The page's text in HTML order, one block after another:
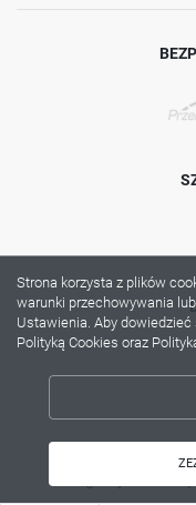
Strona korzysta z plików
warunki przechowywania
Ustawienia. Aby
Polityką Cookies oraz